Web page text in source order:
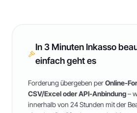
In 3 Minuten Inkasso
einfach geht es
Forderung übergeben perOnline-
CSV/Excel oder API-Anbindung–
innerhalb von 24 Stunden mit der